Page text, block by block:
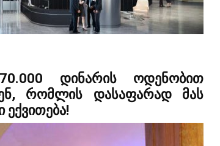
დინარის ოდენობით
რომლის დასაფარად მას